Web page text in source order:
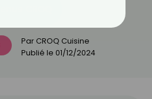
Par CROQ Cuisine
Publié le 01/12/2024